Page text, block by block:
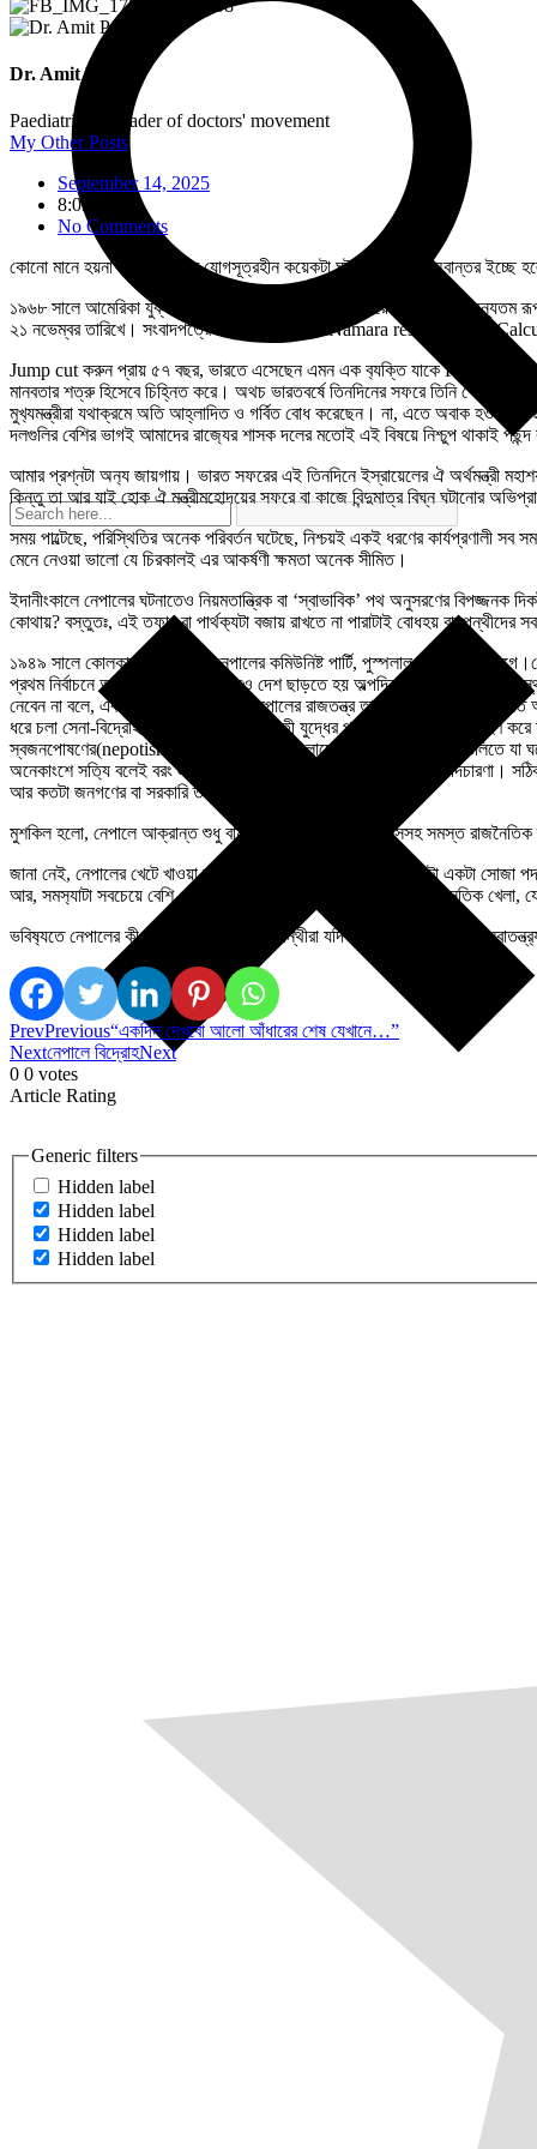
Generic filters
Hidden label
Hidden label
Hidden label
Hidden label
Dr. Amit Pan
Paediatrician, leader of doctors' movement
My Other Posts
September 14, 2025
8:03 am
No Comments
কোনো মানে হয়না তাও একেবারে যোগসূত্রহীন কয়েকটা ঘটনা তুলে ধরার অবান্তর
১৯৬৮ সালে আমেরিকা যুক্তরাষ্ট্রের সদ‍্য প্রাচীন সমরসচিব, ভিয়েতনাম যুদ্ধের অন্যতম
২১ নভেম্বর তারিখে। সংবাদপত্রের বিবরণ বলছে, McNamara rescued from
Jump cut করুন প্রায় ৫৭ বছর, ভারতে এসেছেন এমন এক ব‍্যক্তি যাকে Persona non
মানবতার শত্রু হিসেবে চিহ্নিত করে। অথচ ভারতবর্ষে তিনদিনের সফরে তিনি পেলেন
মুখ‍্যমন্ত্রীরা যথাক্রমে অতি আহ্লাদিত ও গর্বিত বোধ করেছেন। না, এতে অবাক হওয়ার
দলগুলির বেশির ভাগই আমাদের রাজ‍্যের শাসক দলের মতোই এই বিষয়ে নিশ্চুপ থাকাই পছন্দ
আমার প্রশ্নটা অন‍্য জায়গায়। ভারত সফরের এই তিনদিনে ইস্রায়েলের ঐ অর্থমন্ত্রী
কিন্তু তা আর যাই হোক ঐ মন্ত্রীমহোদয়ের সফরে বা কাজে বিন্দুমাত্র বিঘ্ন ঘটানোর
সময় পাল্টেছে, পরিস্থিতির অনেক পরিবর্তন ঘটেছে, নিশ্চয়ই একই ধরণের
মেনে নেওয়া ভালো যে চিরকালই এর আকর্ষণী ক্ষমতা অনেক সীমিত।
ইদানীংকালে নেপালের ঘটনাতেও নিয়মতান্ত্রিক বা ‘স্বাভাবিক’ পথ অনুসরণের
কোথায়? বস্তুতঃ, এই তফাৎ বা পার্থক‍্যটা বজায় রাখতে না পারাটাই বোধহয় বামপন্থীদের
১৯৪৯ সালে কোলকাতায় গঠিত হয় নেপালের কমিউনিষ্ট পার্টি, পুস্পলাল শ্রেষ্ঠার
প্রথম নির্বাচনে অংশগ্রহণ করতে পারলেও দেশ ছাড়তে হয় অল্পদিন পরেই। প্রবাসে
নেবেন না বলে, এবং সেখানেই মারা যান। নেপালের রাজতন্ত্র তার মৃতদেহ নেপালে
ধরে চলা সেনা-বিদ্রোহী গেরিলা মারাত্মক প্রাণঘাতী যুদ্ধের পর কমিউনিস্টরা
স্বজনপোষণের(nepotism) এর দায়ে। ঠিকই, বাংলাদেশ, নেপাল প্রভৃতি দেশগুলিতে যা
অনেকাংশে সত‍্যি বলেই বরং এতো সহজ হয়ে যাচ্ছে স্বার্থান্বেষীদের অবাধ পদচারণা।
আর কতটা জনগণের বা সরকারি তহবিল কাছ থেকে, সেটা বলা মুশকিল।
মুশকিল হলো, নেপালে আক্রান্ত শুধু বামপন্থীরা নয় নেপাল কংগ্রেসসহ সমস্ত
জানা নেই, নেপালের খেটে খাওয়া মানুষের বক্তব‍ও এক কিনা। আসলে এটা একটা সোজা
আর, সমস‍্যাটা সবচেয়ে বেশি সেইখানেই। অরাজনৈতিক বলে এক চরম রাজনৈতিক খেলা,
ভবিষ‍্যতে নেপালের কী হবে জানিনা, কিন্তু বামপন্থীরা যদি মানুষের কাছে
PrevPrevious“একদিন দেখবো আলো আঁধারের শেষ যেখানে…”
Nextনেপালে বিদ্রোহNext
0 0 votes
Article Rating